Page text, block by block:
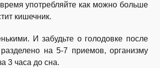
употребляйте как можно больше
кишечник.
И забудьте о голодовке после
на 5-7 приемов, организму
3 часа до сна.